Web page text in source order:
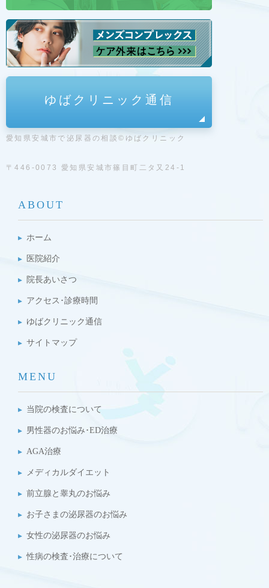
ゆばクリニック通信
愛知県安城市で泌尿器の相談©ゆばクリニック
〒446-0073 愛知県安城市篠目町二タ又24-1
ABOUT
ホーム
医院紹介
院長あいさつ
アクセス･診療時間
ゆばクリニック通信
サイトマップ
MENU
当院の検査について
男性器のお悩み･ED治療
AGA治療
メディカルダイエット
前立腺と睾丸のお悩み
お子さまの泌尿器のお悩み
女性の泌尿器のお悩み
性病の検査･治療について